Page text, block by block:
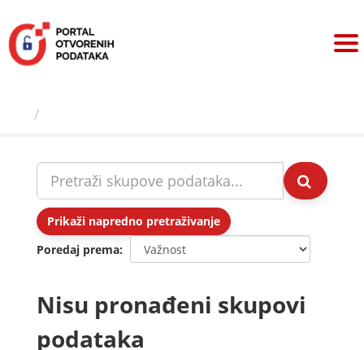
sadržaj
Prikaži napredno pretraživanje
Poredaj prema
Nisu pronađeni skupovi
podataka